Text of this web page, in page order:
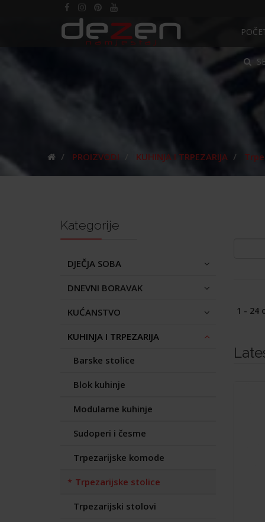
PROIZVODI KUHINJA I TRPEZARIJA
Kategorije
DJEČJA SOBA
DNEVNI BORAVAK
KUĆANSTVO
KUHINJA I TRPEZARIJA
Barske stolice
Blok kuhinje
Modularne kuhinje
Sudoperi i česme
Trpezarijske komode
Trpezarijske stolice
Trpezarijski stolovi
1 - 24